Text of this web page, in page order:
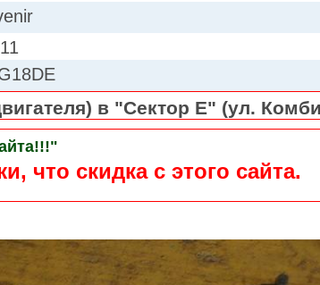
в "Сектор Е" (ул.
что скидка с этого сайта.